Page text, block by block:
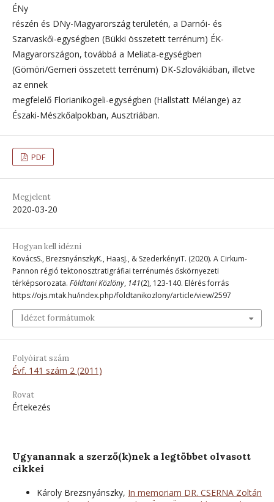
ÉNy
részén és DNy-Magyarország területén, a Darnói- és
Szarvaskői-egységben (Bükki összetett terrénum) ÉK-
Magyarországon, továbbá a Meliata-egységben
(Gömöri/Gemeri összetett terrénum) DK-Szlovákiában, illetve
az ennek
megfelelő Florianikogeli-egységben (Hallstatt Mélange) az
Északi-Mészkőalpokban, Ausztriában.
PDF
Megjelent
2020-03-20
Hogyan kell idézni
KovácsS., BrezsnyánszkyK., HaasJ., & SzederkényiT. (2020). A Cirkum-
Pannon régió tektonosztratigráfiai terrénumés őskörnyezeti
térképsorozata. Földtani Közlöny, 141(2), 123-140. Elérés forrás
https://ojs.mtak.hu/index.php/foldtanikozlony/article/view/2597
Idézet formátumok
Folyóirat szám
Évf. 141 szám 2 (2011)
Rovat
Értekezés
Ugyanannak a szerző(k)nek a legtöbbet olvasott
cikkei
Károly Brezsnyánszky, In memoriam DR. CSERNA Zoltán